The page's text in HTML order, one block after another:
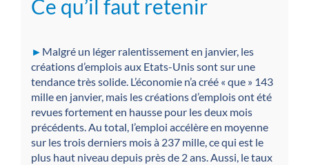
Ce qu’il faut retenir
► Malgré un léger ralentissement en janvier, les
créations d’emplois aux Etats-Unis sont sur une
tendance très solide. L’économie n’a créé « que » 143
mille en janvier, mais les créations d’emplois ont été
revues fortement en hausse pour les deux mois
précédents. Au total, l’emploi accélère en moyenne
sur les trois derniers mois à 237 mille, ce qui est le
plus haut niveau depuis près de 2 ans. Aussi, le taux